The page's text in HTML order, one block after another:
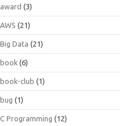
award (3)
AWS (21)
Big Data (21)
book (6)
book-club (1)
bug (1)
C Programming (12)